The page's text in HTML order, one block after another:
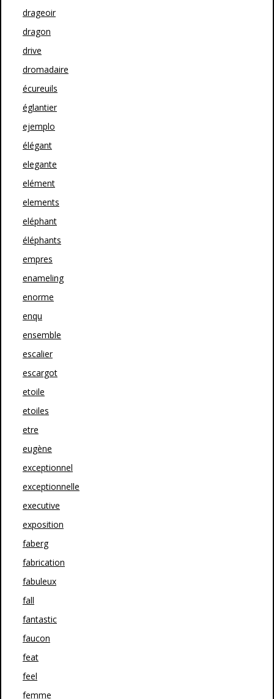
drageoir
dragon
drive
dromadaire
écureuils
églantier
ejemplo
élégant
elegante
elément
elements
eléphant
éléphants
empres
enameling
enorme
enqu
ensemble
escalier
escargot
etoile
etoiles
etre
eugène
exceptionnel
exceptionnelle
executive
exposition
faberg
fabrication
fabuleux
fall
fantastic
faucon
feat
feel
femme